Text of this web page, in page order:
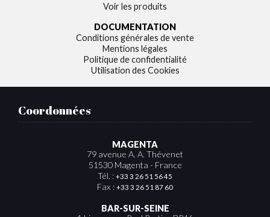
Voir les produits
DOCUMENTATION
Conditions générales de vente
Mentions légales
Politique de confidentialité
Utilisation des Cookies
Coordonnées
MAGENTA
79 avenue A. A. Thévenet
51530 Magenta - France
Tél. : +33 3 26 51 56 45
Fax : +33 3 26 51 87 60
BAR-SUR-SEINE